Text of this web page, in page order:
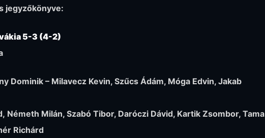
jegyzőkönyve:
5-3 (4-2)
Dominik – Milavecz Kevin, Szűcs Ádám, Móga Edvin, Jakab
Németh Milán, Szabó Tibor, Daróczi Dávid, Kartik Zsombor, Tama
Richárd